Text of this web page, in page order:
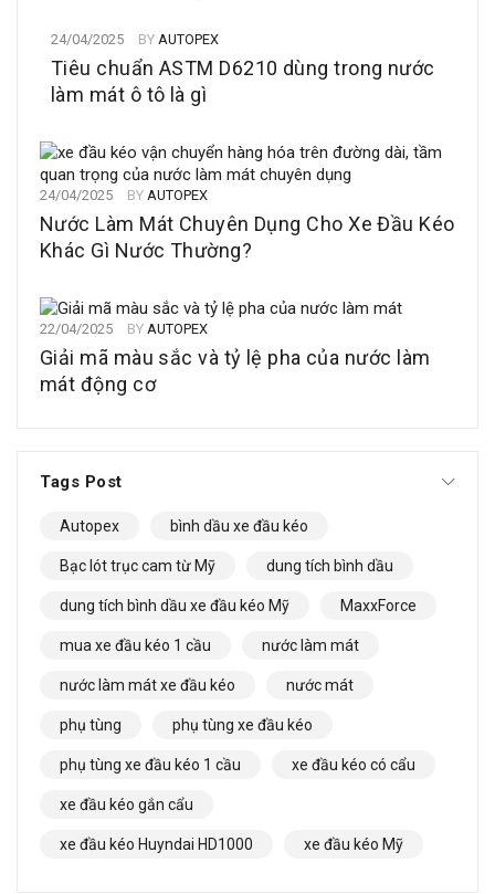
24/04/2025 BY AUTOPEX
Tiêu chuẩn ASTM D6210 dùng trong nước
làm mát ô tô là gì
24/04/2025 BY AUTOPEX
Nước Làm Mát Chuyên Dụng Cho Xe Đầu Kéo
Khác Gì Nước Thường?
22/04/2025 BY AUTOPEX
Giải mã màu sắc và tỷ lệ pha của nước làm
mát động cơ
Tags Post
Autopex bình dầu xe đầu kéo
Bạc lót trục cam từ Mỹ dung tích bình dầu
dung tích bình dầu xe đầu kéo Mỹ MaxxForce
mua xe đầu kéo 1 cầu nước làm mát
nước làm mát xe đầu kéo nước mát
phụ tùng phụ tùng xe đầu kéo
phụ tùng xe đầu kéo 1 cầu xe đầu kéo có cẩu
xe đầu kéo gắn cẩu
xe đầu kéo Huyndai HD1000 xe đầu kéo Mỹ